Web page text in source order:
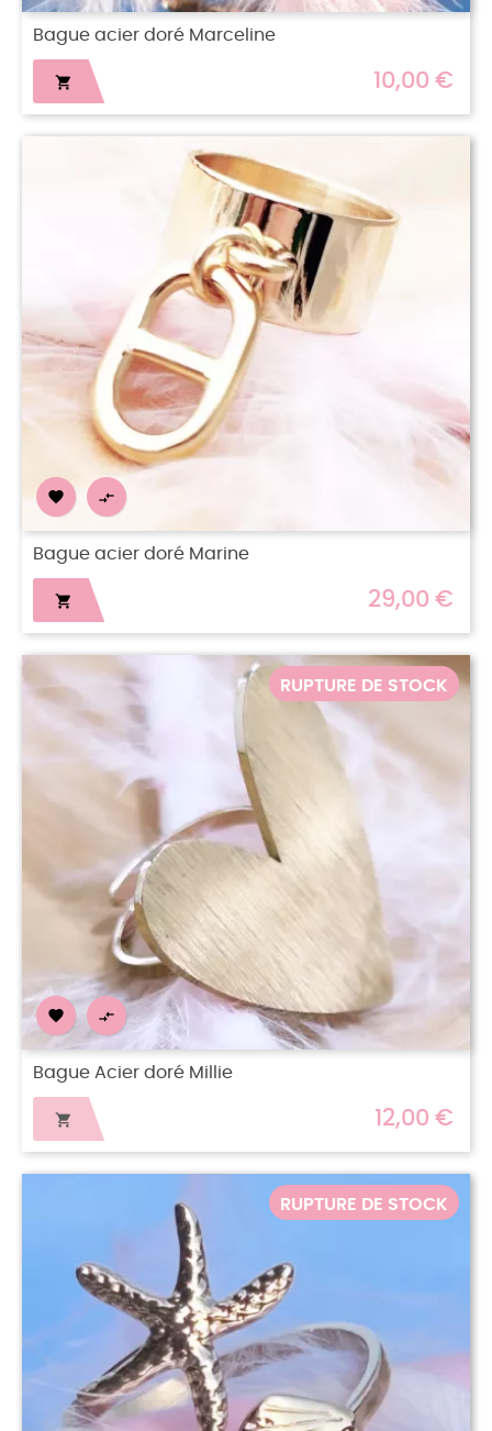
Bague acier doré Marceline
 10,00 €
 
Bague acier doré Marine
 29,00 €
RUPTURE DE STOCK
 
Bague Acier doré Millie
 12,00 €
RUPTURE DE STOCK